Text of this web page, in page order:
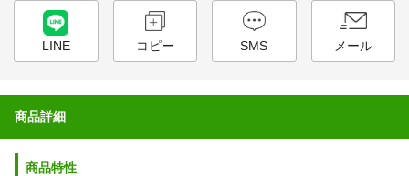
LINE コピー SMS メール
商品詳細
商品特性